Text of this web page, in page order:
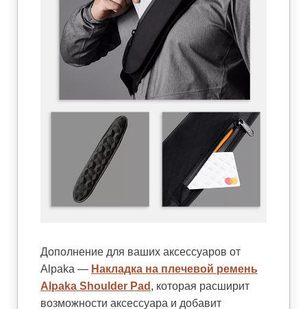
Дополнение для ваших аксессуаров от
Alpaka — Накладка на плечевой ремень
Alpaka Shoulder Pad , которая расширит
возможности аксессуара и добавит